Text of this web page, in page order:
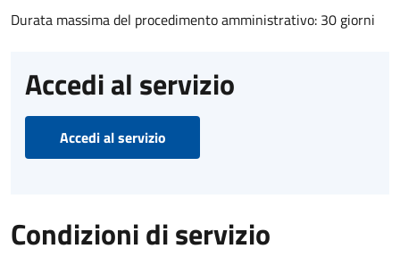
Durata massima del procedimento amministrativo: 30 giorni
Accedi al servizio
Accedi al servizio
Condizioni di servizio